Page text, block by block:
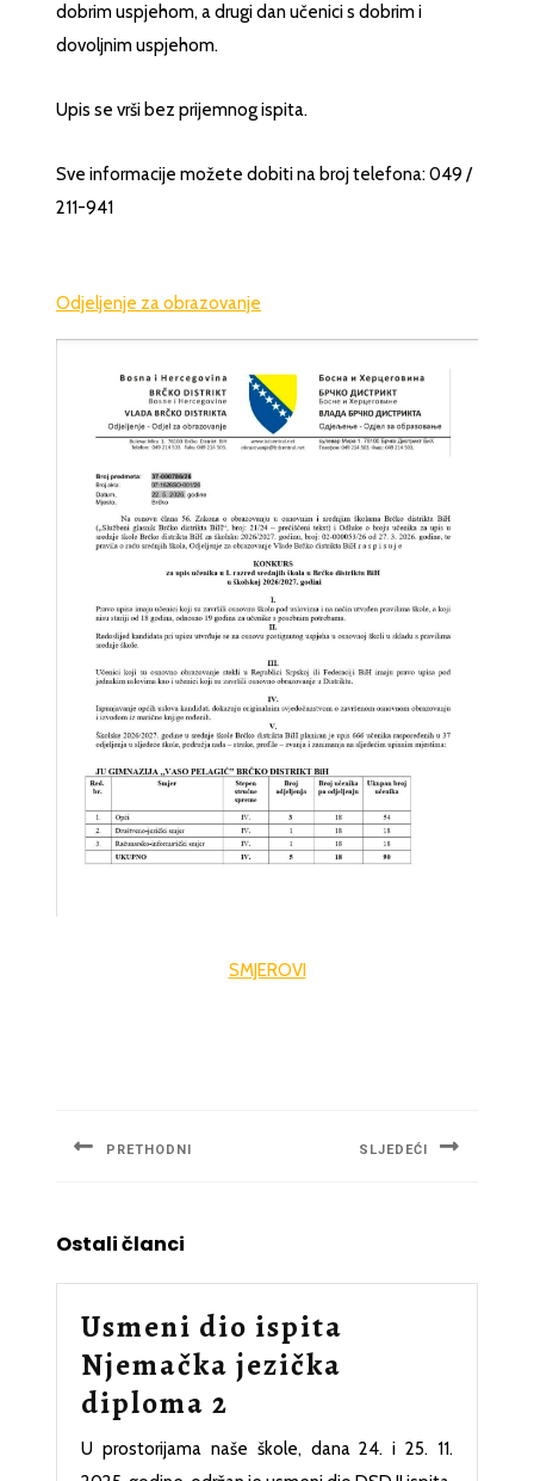
dobrim uspjehom, a drugi dan učenici s dobrim i
dovoljnim uspjehom.
Upis se vrši bez prijemnog ispita.
Sve informacije možete dobiti na broj telefona: 049 /
211-941
Odjeljenje za obrazovanje
SMJEROVI
PRETHODNI SLJEDEĆI
Ostali članci
Usmeni dio ispita
Njemačka jezička
diploma 2
dio
U prostorijama naše škole, dana 24. i 25. 11.